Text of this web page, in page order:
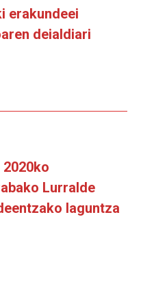
erakundeei
deialdiari
Lurralde
laguntza